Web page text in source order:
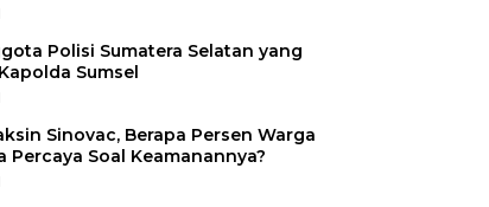
Polisi Sumatera Selatan yang
Sumsel
Sinovac, Berapa Persen Warga
Percaya Soal Keamanannya?